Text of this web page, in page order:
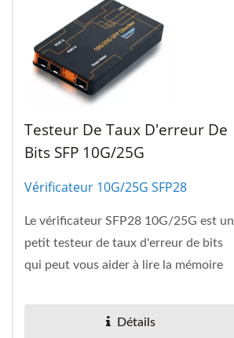
Testeur De Taux D'erreur De
Bits SFP 10G/25G
Vérificateur 10G/25G SFP28
Le vérificateur SFP28 10G/25G est un
petit testeur de taux d'erreur de bits
qui peut vous aider à lire la mémoire
Détails